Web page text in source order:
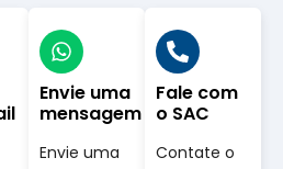
Envie uma
mensagem
Envie uma
Fale com
o SAC
Contate o